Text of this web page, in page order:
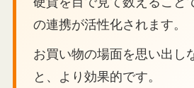
の連携が活性化されます。
お買い物の場面を思い出し
と、より効果的です。